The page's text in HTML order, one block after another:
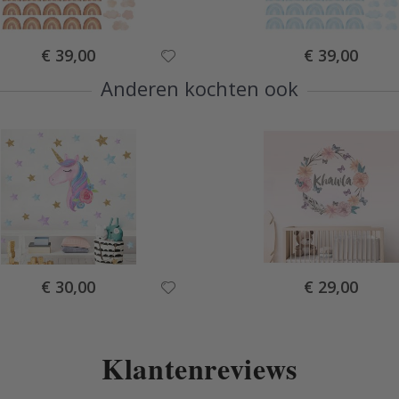
Special
Price
€ 39,00 Special
Price
€ 39,00
Anderen kochten ook
Special
Price
€ 30,00 Special
Price
€ 29,00
Klantenreviews